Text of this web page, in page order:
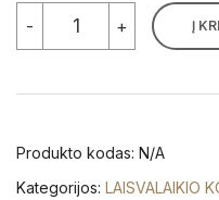
-
kiekis:
Vyriškas
kostiumas
vardine
juostele
+ Į
Produkto kodas: N/A
Kategorijos: LAISVALAIKIO